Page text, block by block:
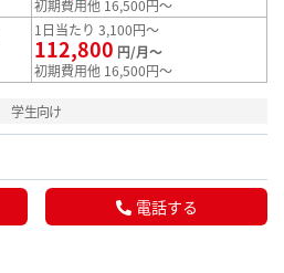
初期費用他 16,500円～
1日当たり 3,100円～
112,800 円/月～
初期費用他 16,500円～
学生向け
電話する